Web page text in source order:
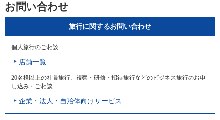
お問い合わせ
旅行に関するお問い合わせ
個人旅行のご相談
店舗一覧
20名様以上の社員旅行、視察・研修・招待旅行などのビジネス旅行のお申
し込み・ご相談
企業・法人・自治体向けサービス